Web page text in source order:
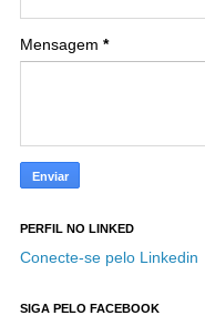
Mensagem *
PERFIL NO LINKED
Conecte-se pelo Linkedin
SIGA PELO FACEBOOK